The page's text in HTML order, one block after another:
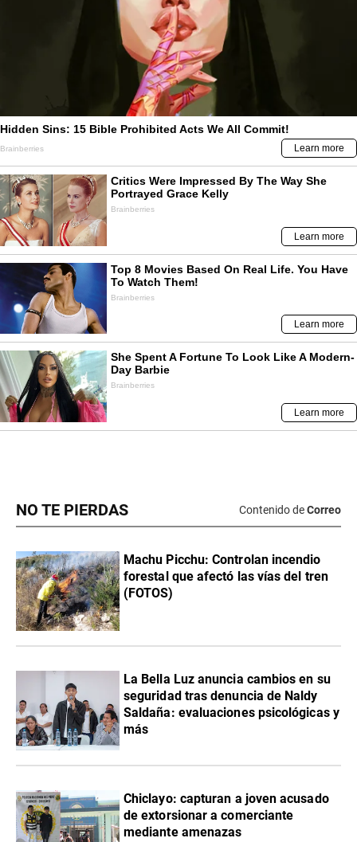
NO TE PIERDAS Contenido deCorreo
Machu Picchu: Controlan incendio
forestal que afectó las vías del tren
(FOTOS)
La Bella Luz anuncia cambios en su
seguridad tras denuncia de Naldy
Saldaña: evaluaciones psicológicas y
más
Chiclayo: capturan a joven acusado
de extorsionar a comerciante
mediante amenazas